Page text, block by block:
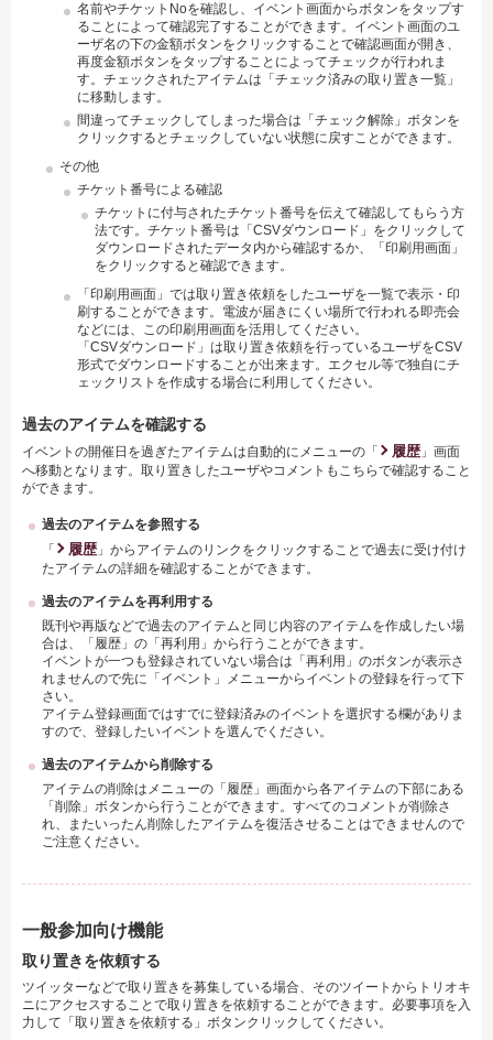
名前やチケットNoを確認し、イベント画面からボタンをタップす
ることによって確認完了することができます。イベント画面のユ
ーザ名の下の金額ボタンをクリックすることで確認画面が開き、
再度金額ボタンをタップすることによってチェックが行われま
す。チェックされたアイテムは「チェック済みの取り置き一覧」
に移動します。
間違ってチェックしてしまった場合は「チェック解除」ボタンを
クリックするとチェックしていない状態に戻すことができます。
その他
チケット番号による確認
チケットに付与されたチケット番号を伝えて確認してもらう方
法です。チケット番号は「CSVダウンロード」をクリックして
ダウンロードされたデータ内から確認するか、「印刷用画面」
をクリックすると確認できます。
「印刷用画面」では取り置き依頼をしたユーザを一覧で表示・印
刷することができます。電波が届きにくい場所で行われる即売会
などには、この印刷用画面を活用してください。
「CSVダウンロード」は取り置き依頼を行っているユーザをCSV
形式でダウンロードすることが出来ます。エクセル等で独自にチ
ェックリストを作成する場合に利用してください。
過去のアイテムを確認する
イベントの開催日を過ぎたアイテムは自動的にメニューの「 履歴 」画面
へ移動となります。取り置きしたユーザやコメントもこちらで確認すること
ができます。
過去のアイテムを参照する
「
履歴 」からアイテムのリンクをクリックすることで過去に受け付け
たアイテムの詳細を確認することができます。
過去のアイテムを再利用する
既刊や再版などで過去のアイテムと同じ内容のアイテムを作成したい場
合は、「履歴」の「再利用」から行うことができます。
イベントが一つも登録されていない場合は「再利用」のボタンが表示さ
れませんので先に「イベント」メニューからイベントの登録を行って下
さい。
アイテム登録画面ではすでに登録済みのイベントを選択する欄がありま
すので、登録したいイベントを選んでください。
過去のアイテムから削除する
アイテムの削除はメニューの「履歴」画面から各アイテムの下部にある
「削除」ボタンから行うことができます。すべてのコメントが削除さ
れ、またいったん削除したアイテムを復活させることはできませんので
ご注意ください。
一般参加向け機能
取り置きを依頼する
ツイッターなどで取り置きを募集している場合、そのツイートからトリオキ
ニにアクセスすることで取り置きを依頼することができます。必要事項を入
力して「取り置きを依頼する」ボタンクリックしてください。